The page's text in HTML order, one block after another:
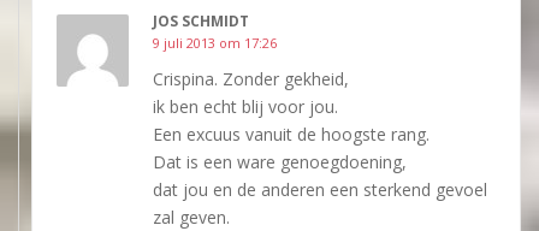
JOS SCHMIDT
9 juli 2013 om 17:26
Crispina. Zonder gekheid,
ik ben echt blij voor jou.
Een excuus vanuit de hoogste rang.
Dat is een ware genoegdoening,
dat jou en de anderen een sterkend gevoel
zal geven.